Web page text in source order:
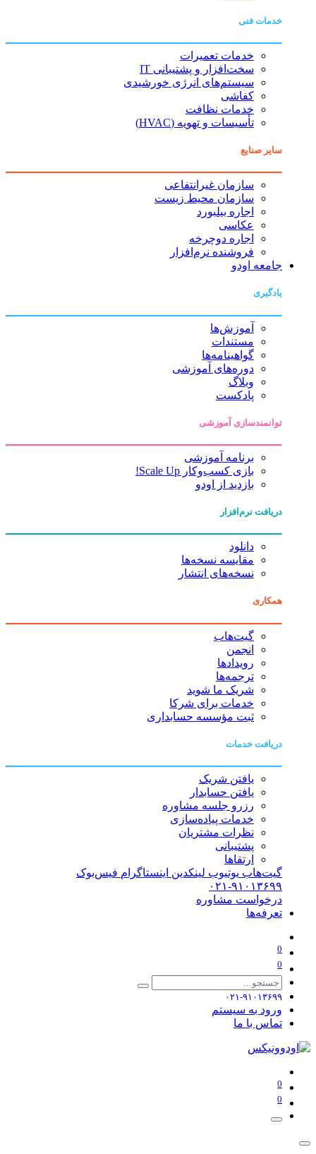
خدمات فنی
خدمات تعمیرات
سخت‌افزار و پشتیبانی IT
سیستم‌های انرژی خورشیدی
کفاشی
خدمات نظافت
تأسیسات و تهویه (HVAC)
سایر صنایع
سازمان غیرانتفاعی
سازمان محیط زیست
اجاره بیلبورد
عکاسی
اجاره دوچرخه
فروشنده نرم‌افزار
جامعه اودو
یادگیری
آموزش‌ها
مستندات
گواهینامه‌ها
دوره‌های آموزشی
وبلاگ
پادکست
توانمندسازی آموزشی
برنامه آموزشی
بازی کسب‌وکار Scale Up!
بازدید از اودو
دریافت نرم‌افزار
دانلود
مقایسه نسخه‌ها
نسخه‌های انتشار
همکاری
گیت‌هاب
انجمن
رویدادها
ترجمه‌ها
شریک ما شوید
خدمات برای شرکا
ثبت مؤسسه حسابداری
دریافت خدمات
یافتن شریک
یافتن حسابدار
رزرو جلسه مشاوره
خدمات پیاده‌سازی
نظرات مشتریان
پشتیبانی
ارتقاها
گیت‌هاب یوتیوب لینکدین اینستاگرام فیس‌بوک
۰۲۱-۹۱۰۱۳۶۹۹
درخواست مشاوره
تعرفه‌ها
0
0
۰۲۱-۹۱۰۱۳۶۹۹
ورود به سیستم
تماس با ما
0
0